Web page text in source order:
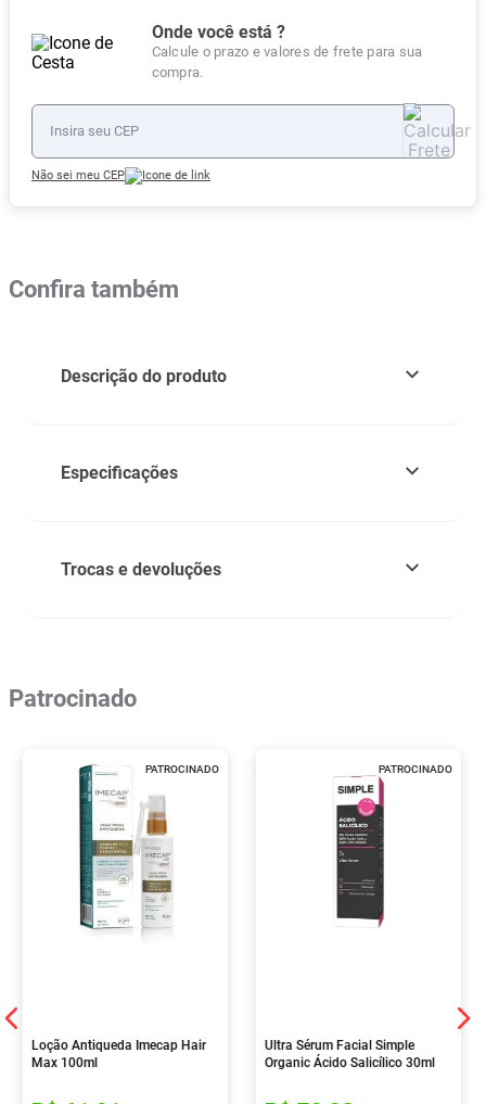
Onde você está ?
Calcule o prazo e valores de frete para sua
compra.
Não sei meu CEP
Confira também
Descrição do produto
Especificações
Trocas e devoluções
Patrocinado
PATROCINADO
Loção Antiqueda Imecap Hair
Max 100ml
PATROCINADO
Ultra Sérum Facial Simple
Organic Ácido Salicílico 30ml